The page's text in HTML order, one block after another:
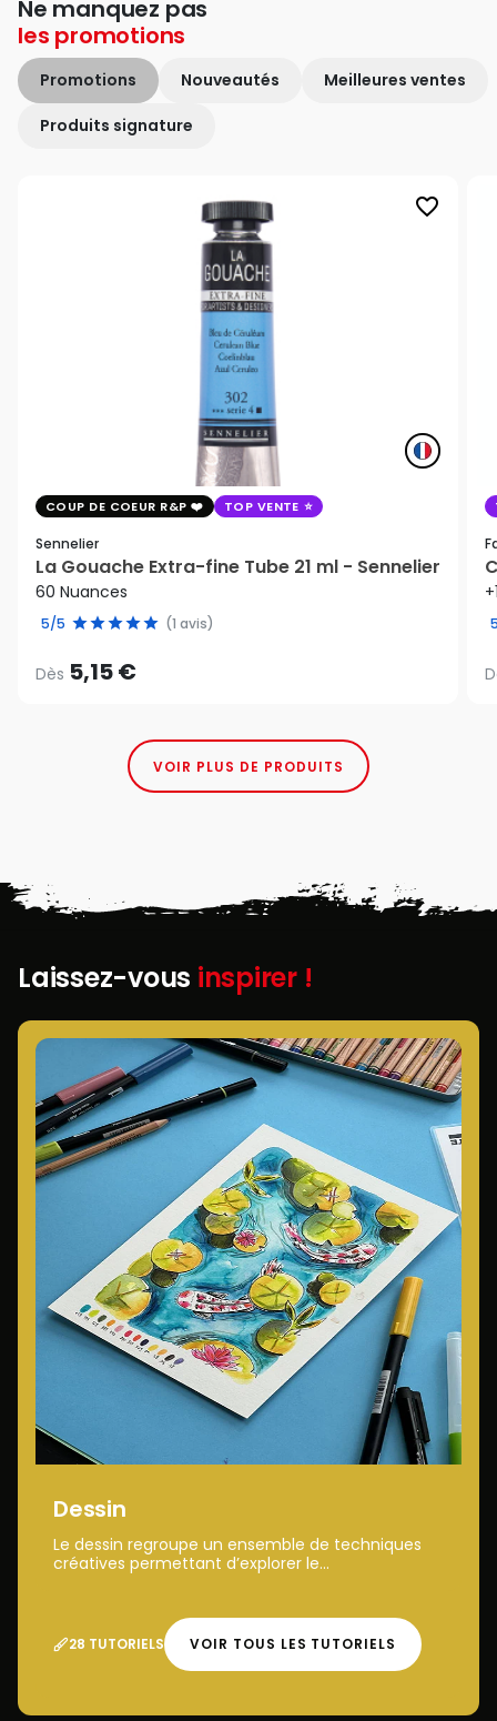
Ne manquez pas
les promotions
Promotions Nouveautés Meilleures ventes
Produits signature
favorite_border
COUP DE COEUR R&P TOP VENTE
Sennelier
La Gouache Extra-fine Tube 21 ml - Sennelier
60 Nuances
5/5 (1 avis)
Dès 5,15 €
VOIR PLUS DE PRODUITS
Laissez-vous inspirer !
Dessin
Le dessin regroupe un ensemble de techniques
créatives permettant d’explorer le...
28 TUTORIELS VOIR TOUS LES TUTORIELS